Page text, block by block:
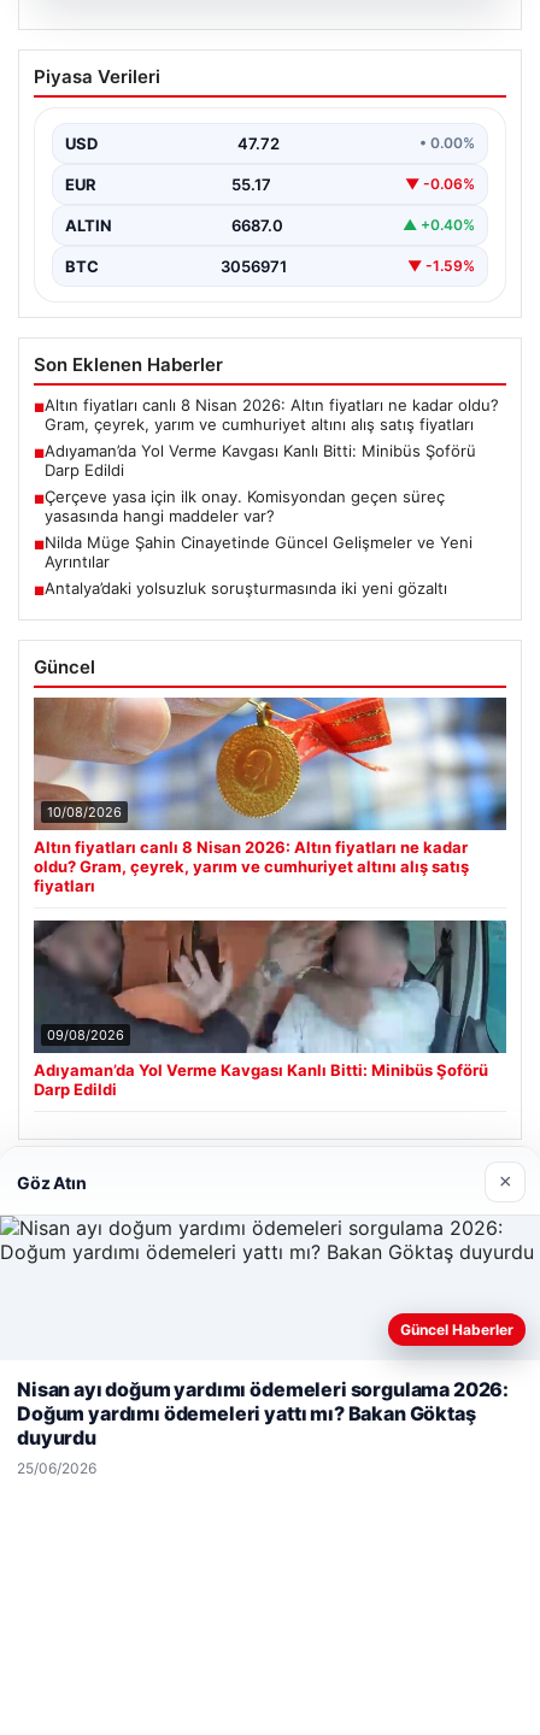
Adıyaman’da Yol Verme Kavgası Kanlı
Bitti: Minibüs Şoförü Darp Edildi
şahıs arasında yol verme meselesi yüzünden çıkan…
Piyasa Verileri
USD 47.72 • 0.00%
EUR 55.17 ▼ -0.06%
ALTIN 6687.0 ▲ +0.40%
BTC 3056971 ▼ -1.59%
Son Eklenen Haberler
■Altın fiyatları canlı 8 Nisan 2026: Altın fiyatları ne kadar oldu?
Gram, çeyrek, yarım ve cumhuriyet altını alış satış fiyatları
■Adıyaman’da Yol Verme Kavgası Kanlı Bitti: Minibüs Şoförü
Darp Edildi
■Çerçeve yasa için ilk onay. Komisyondan geçen süreç
yasasında hangi maddeler var?
■Nilda Müge Şahin Cinayetinde Güncel Gelişmeler ve Yeni
Ayrıntılar
■Antalya’daki yolsuzluk soruşturmasında iki yeni gözaltı
Güncel
10/08/2026
Altın fiyatları canlı 8 Nisan 2026: Altın fiyatları ne kadar
oldu? Gram, çeyrek, yarım ve cumhuriyet altını alış satış
fiyatları
09/08/2026
Adıyaman’da Yol Verme Kavgası Kanlı Bitti: Minibüs Şoförü
Darp Edildi
Son Eklenen Firmalar
Enes Kaplan Avukatlık Bürosu
© 2026 Sepet Market | Haber – Alışveriş & Moda
deneyiminizi kişiselleştirmek ve geliştirmek amacıyla çerezler
kullanıyoruz.Çerez Politikamız
Göz Atın ×
Güncel Haberler
Nisan ayı doğum yardımı ödemeleri sorgulama 2026:
Doğum yardımı ödemeleri yattı mı? Bakan Göktaş
duyurdu
25/06/2026